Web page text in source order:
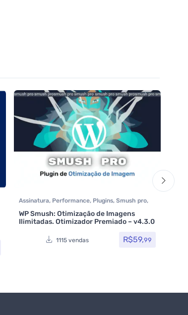
Assinatura, Performance, Plugins, Smush pro,
Todos os itens, WPMUDEV
WP Smush: Otimização de Imagens
Ilimitadas. Otimizador Premiado – v4.3.0
1115 vendas R$59,99